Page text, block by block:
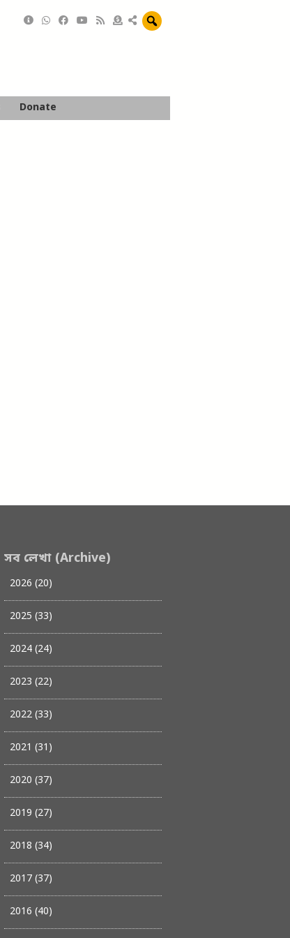
Donate
সব লেখা (Archive)
2026 (20)
2025 (33)
2024 (24)
2023 (22)
2022 (33)
2021 (31)
2020 (37)
2019 (27)
2018 (34)
2017 (37)
2016 (40)